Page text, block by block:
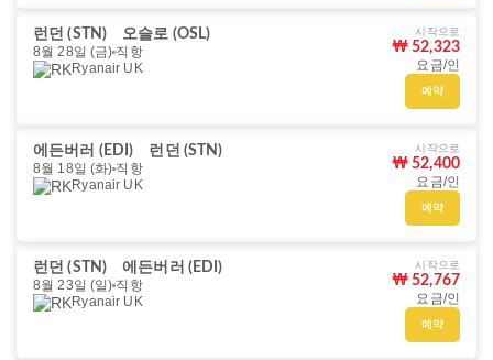
런던 (STN)
오슬로 (OSL)
8월 28일 (금) 직항
Ryanair UK
시작으로
₩ 52,323
요금/인
예약
에든버러 (EDI)
런던 (STN)
8월 18일 (화) 직항
Ryanair UK
시작으로
₩ 52,400
요금/인
예약
런던 (STN)
에든버러 (EDI)
8월 23일 (일) 직항
Ryanair UK
시작으로
₩ 52,767
요금/인
예약